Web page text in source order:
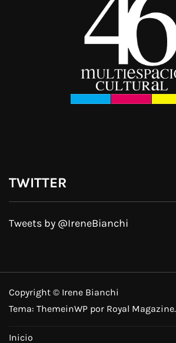
TWITTER
Tweets by @IreneBianchi
Copyright © Irene Bianchi
Tema: ThemeinWP por Royal Magazine.
Inicio